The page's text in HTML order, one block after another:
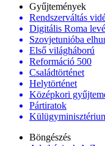
Gyűjtemények
Rendszerváltás
Digitális Roma
Szovjetunióba
Első világháború
Reformáció 500
Családtörténet
Helytörténet
Középkori
Pártiratok
Böngészés